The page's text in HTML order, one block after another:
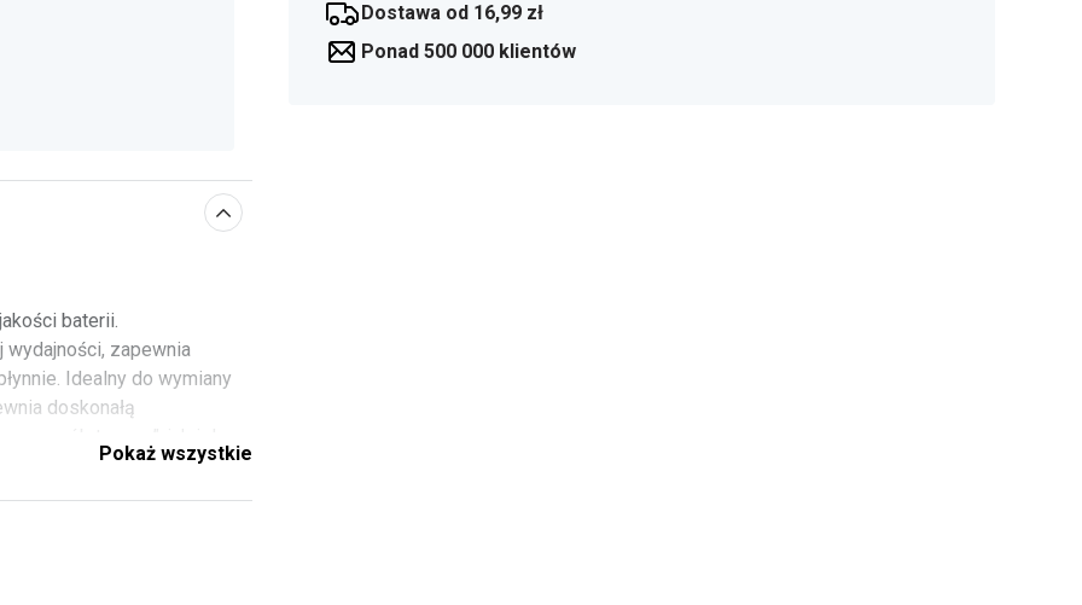
baterii.
zapewnia
Idealny do wymiany
doskonałą
Twojego urządzenia nigdy
Pokaż wszystkie
Dostawa od 16,99 zł
Ponad 500 000 klientów